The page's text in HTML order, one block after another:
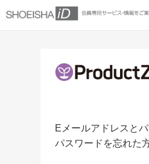
Eメールアドレスと
パスワードを忘れた